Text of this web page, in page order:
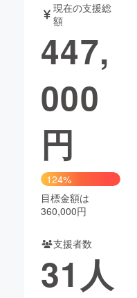
書籍・雑誌
チャレンジ
CAMPFIRE Creation
コミュニティ
現在の支援総
額
447,
000
円
124%
目標金額は
360,000円
支援者数
31 人